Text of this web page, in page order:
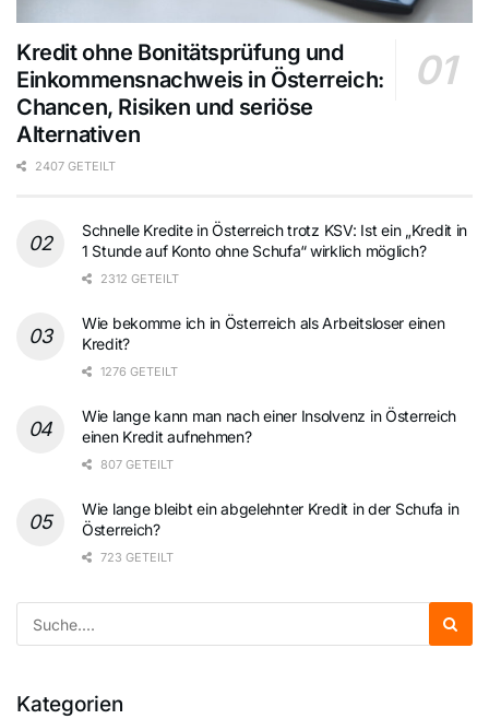
Kredit ohne Bonitätsprüfung und
Einkommensnachweis in Österreich:
Chancen, Risiken und seriöse
Alternativen
2407 GETEILT
Schnelle Kredite in Österreich trotz KSV: Ist ein „Kredit in
1 Stunde auf Konto ohne Schufa“ wirklich möglich?
2312 GETEILT
Wie bekomme ich in Österreich als Arbeitsloser einen
Kredit?
1276 GETEILT
Wie lange kann man nach einer Insolvenz in Österreich
einen Kredit aufnehmen?
807 GETEILT
Wie lange bleibt ein abgelehnter Kredit in der Schufa in
Österreich?
723 GETEILT
Kategorien